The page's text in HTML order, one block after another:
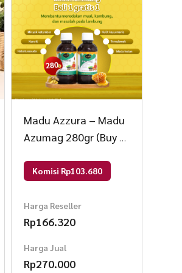
Ali/Long Jack))
Jack adalah tumbuhan pohon
dan Indonesia bagian barat.
sebagai herbal kejantanan.
mineral (fe, Co, Mg, Zn) saponin,
hormon steroid salah
adalah
durasi ereksi)
ketahanan ereksi pria),
Madu Azzura – Madu
Azumag 280gr (Buy 1
Komisi Rp103.680
Harga Reseller
Rp166.320
Harga Jual
Rp270.000